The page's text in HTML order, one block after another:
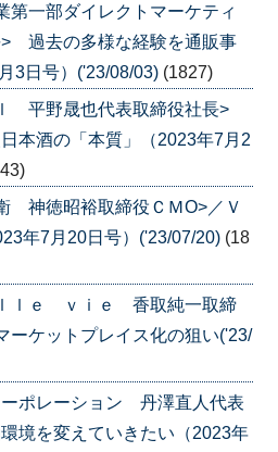
一部ダイレクトマーケティ
過去の多様な経験を通販事
3日号）('23/08/03) (1827)
平野晟也代表取締役社長>
本酒の「本質」（2023年7月2
神徳昭裕取締役ＣＭО>／Ｖ
年7月20日号）('23/07/20) (18
ｌｅ ｖｉｅ 香取純一取締
ーケットプレイス化の狙い('23/
ポレーション 丹澤直人代表
境を変えていきたい（2023年